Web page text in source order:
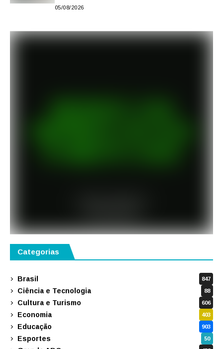
05/08/2026
Categorias
Brasil 847
Ciência e Tecnologia 88
Cultura e Turismo 606
Economia 403
Educação 903
Esportes 50